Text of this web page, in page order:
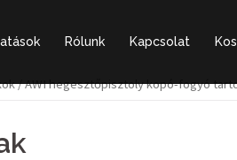
Rólunk Kapcsolat
/AWI hegesztőpisztoly kopó-fogyó